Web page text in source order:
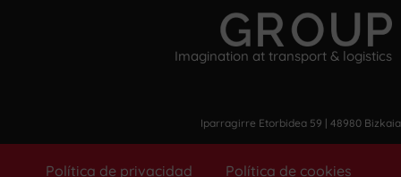
Imagination at transport & logistics
Iparragirre Etorbidea 59 | 48980 Bizkaia
Política de privacidad Política de cookies